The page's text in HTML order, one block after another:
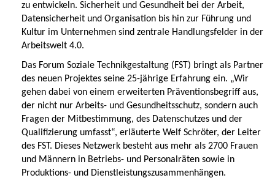
zu entwickeln. Sicherheit und Gesundheit bei der Arbeit,
Datensicherheit und Organisation bis hin zur Führung und
Kultur im Unternehmen sind zentrale Handlungsfelder in der
Arbeitswelt 4.0.
Das Forum Soziale Technikgestaltung (FST) bringt als Partner
des neuen Projektes seine 25-jährige Erfahrung ein. „Wir
gehen dabei von einem erweiterten Präventionsbegriff aus,
der nicht nur Arbeits- und Gesundheitsschutz, sondern auch
Fragen der Mitbestimmung, des Datenschutzes und der
Qualifizierung umfasst“, erläuterte Welf Schröter, der Leiter
des FST. Dieses Netzwerk besteht aus mehr als 2700 Frauen
und Männern in Betriebs- und Personalräten sowie in
Produktions- und Dienstleistungszusammenhängen.